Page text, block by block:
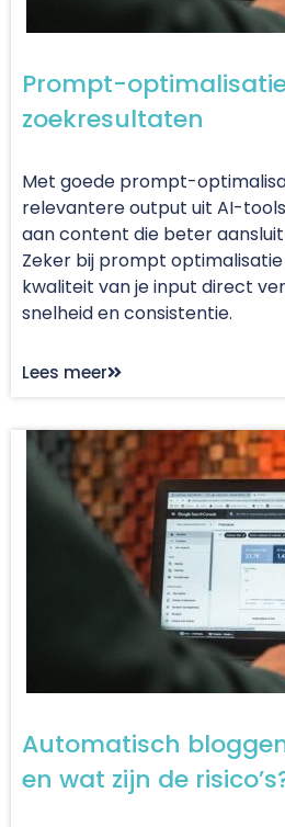
Prompt-
zoekresultaten
Met goede prompt-
relevantere output uit AI-
aan content die beter
Zeker bij prompt
kwaliteit van je input direct
snelheid en consistentie.
Lees meer
Automatisch
en wat zijn de